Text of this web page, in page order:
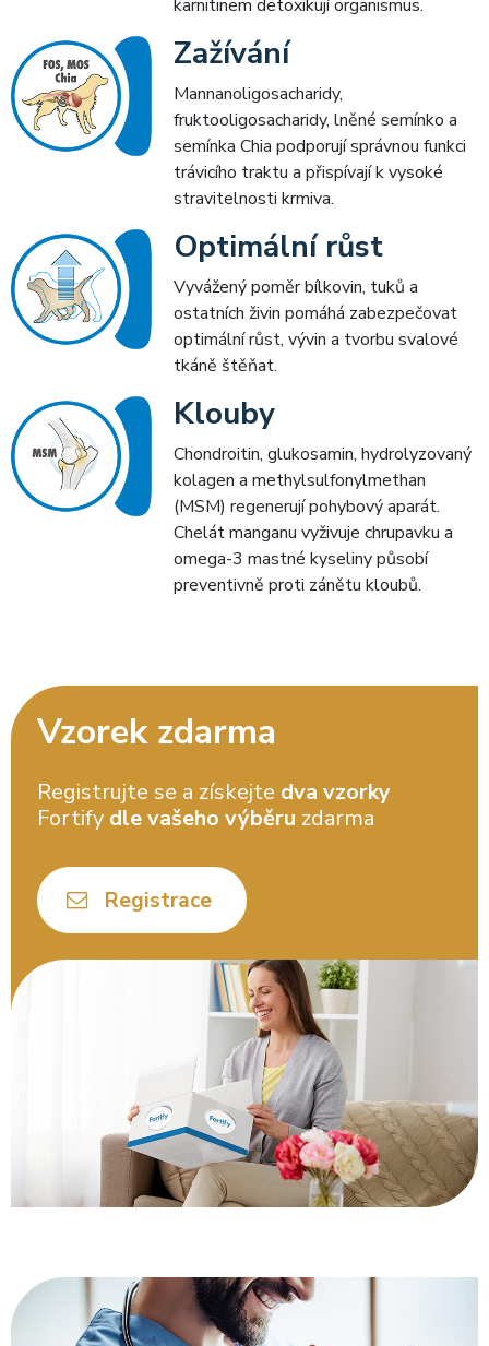
karnitinem detoxikují organismus.
Zažívání
Mannanoligosacharidy,
fruktooligosacharidy, lněné semínko a
semínka Chia podporují správnou funkci
trávicího traktu a přispívají k vysoké
stravitelnosti krmiva.
Optimální růst
Vyvážený poměr bílkovin, tuků a
ostatních živin pomáhá zabezpečovat
optimální růst, vývin a tvorbu svalové
tkáně štěňat.
Klouby
Chondroitin, glukosamin, hydrolyzovaný
kolagen a methylsulfonylmethan
(MSM) regenerují pohybový aparát.
Chelát manganu vyživuje chrupavku a
omega-3 mastné kyseliny působí
preventivně proti zánětu kloubů.
Vzorek zdarma
Registrujte se a získejte dva vzorky
Fortify dle vašeho výběru zdarma
Registrace